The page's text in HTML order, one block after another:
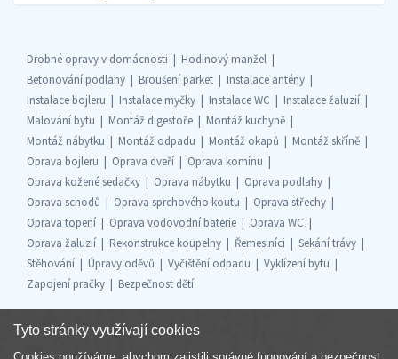
Drobné opravy v domácnosti
Hodinový manžel
Betonování podlahy
Broušení parket
Instalace antény
Instalace bojleru
Instalace myčky Instalace WC
Instalace žaluzií
Malování bytu
Montáž digestoře
Montáž kuchyně
Montáž nábytku
Montáž odpadu Montáž okapů
Montáž skříně
Oprava bojleru
Oprava dveří
Oprava komínu
Oprava kožené sedačky
Oprava nábytku
Oprava podlahy
Oprava schodů
Oprava sprchového koutu
Oprava střechy
Oprava topení
Oprava vodovodní baterie
Oprava WC
Oprava žaluzií
Rekonstrukce koupelny Řemeslníci
Sekání trávy
Stěhování
Úpravy oděvů Vyčištění odpadu
Vyklízení bytu
Zapojení pračky
Bezpečnost dětí
Tyto stránky využívají cookies